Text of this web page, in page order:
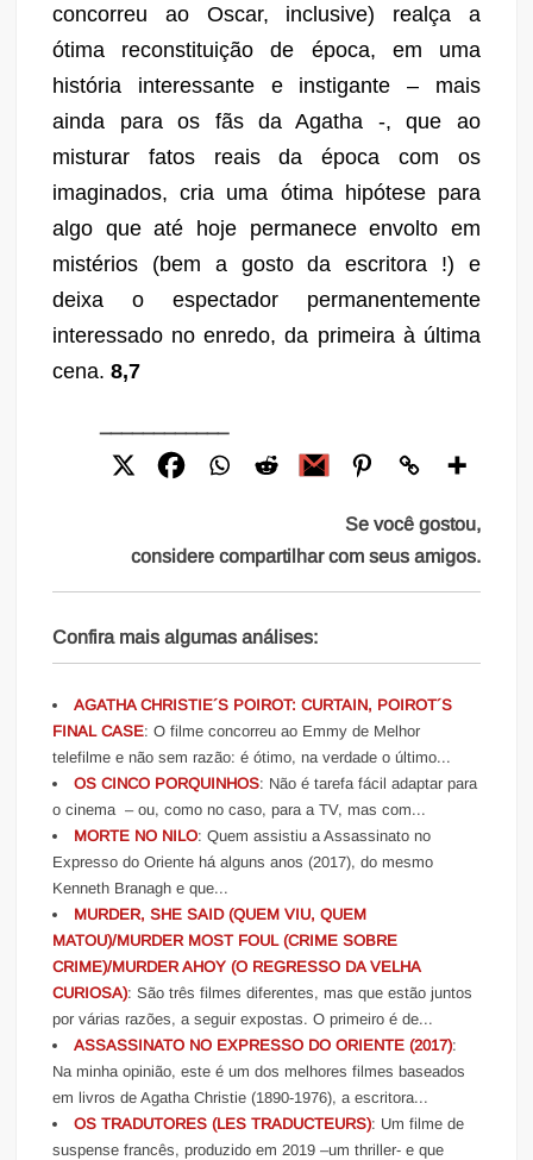
concorreu ao Oscar, inclusive) realça a
ótima reconstituição de época, em uma
história interessante e instigante – mais
ainda para os fãs da Agatha -, que ao
misturar fatos reais da época com os
imaginados, cria uma ótima hipótese para
algo que até hoje permanece envolto em
mistérios (bem a gosto da escritora !) e
deixa o espectador permanentemente
interessado no enredo, da primeira à última
cena.8,7
Se você gostou,
considere compartilhar com seus amigos.
Confira mais algumas análises:
AGATHA CHRISTIE´S POIROT: CURTAIN, POIROT´S
FINAL CASE: O filme concorreu ao Emmy de Melhor
telefilme e não sem razão: é ótimo, na verdade o último...
OS CINCO PORQUINHOS: Não é tarefa fácil adaptar para
o cinema – ou, como no caso, para a TV, mas com...
MORTE NO NILO: Quem assistiu a Assassinato no
Expresso do Oriente há alguns anos (2017), do mesmo
Kenneth Branagh e que...
MURDER, SHE SAID (QUEM VIU, QUEM
MATOU)/MURDER MOST FOUL (CRIME SOBRE
CRIME)/MURDER AHOY (O REGRESSO DA VELHA
CURIOSA): São três filmes diferentes, mas que estão juntos
por várias razões, a seguir expostas. O primeiro é de...
ASSASSINATO NO EXPRESSO DO ORIENTE (2017):
Na minha opinião, este é um dos melhores filmes baseados
em livros de Agatha Christie (1890-1976), a escritora...
OS TRADUTORES (LES TRADUCTEURS): Um filme de
suspense francês, produzido em 2019 –um thriller- e que